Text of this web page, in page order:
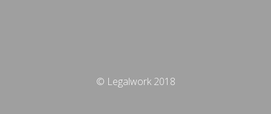
© Legalwork 2018